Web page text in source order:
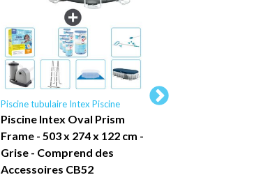
Piscine tubulaire Intex Piscine
Piscine Intex Oval Prism
Frame - 503 x 274 x 122 cm -
Grise - Comprend des
Accessoires CB52